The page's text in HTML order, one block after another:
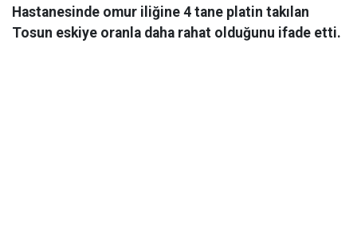
Hastanesinde omur iliğine 4 tane platin takılan
Tosun eskiye oranla daha rahat olduğunu ifade etti.